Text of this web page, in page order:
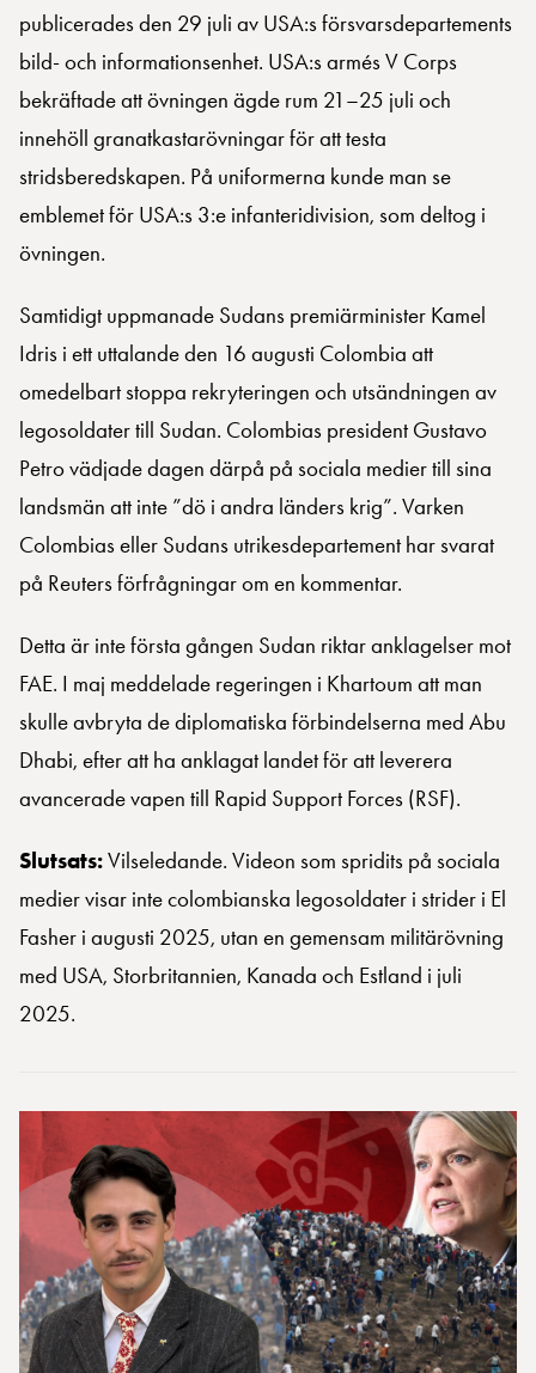
publicerades den 29 juli av USA:s försvarsdepartements
bild- och informationsenhet. USA:s armés V Corps
bekräftade att övningen ägde rum 21–25 juli och
innehöll granatkastarövningar för att testa
stridsberedskapen. På uniformerna kunde man se
emblemet för USA:s 3:e infanteridivision, som deltog i
övningen.
Samtidigt uppmanade Sudans premiärminister Kamel
Idris i ett uttalande den 16 augusti Colombia att
omedelbart stoppa rekryteringen och utsändningen av
legosoldater till Sudan. Colombias president Gustavo
Petro vädjade dagen därpå på sociala medier till sina
landsmän att inte ”dö i andra länders krig”. Varken
Colombias eller Sudans utrikesdepartement har svarat
på Reuters förfrågningar om en kommentar.
Detta är inte första gången Sudan riktar anklagelser mot
FAE. I maj meddelade regeringen i Khartoum att man
skulle avbryta de diplomatiska förbindelserna med Abu
Dhabi, efter att ha anklagat landet för att leverera
avancerade vapen till Rapid Support Forces (RSF).
Slutsats:Vilseledande. Videon som spridits på sociala
medier visar inte colombianska legosoldater i strider i El
Fasher i augusti 2025, utan en gemensam militärövning
med USA, Storbritannien, Kanada och Estland i juli
2025.